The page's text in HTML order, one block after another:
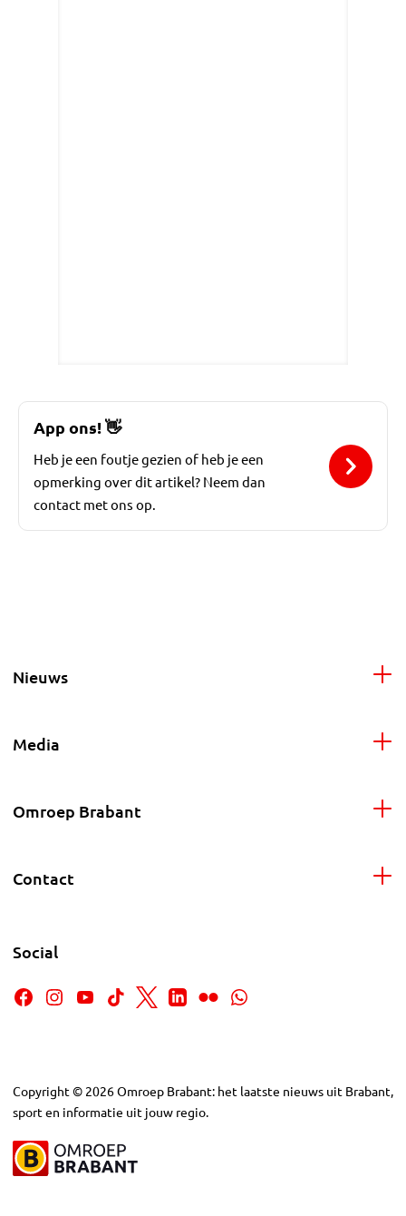
App ons!👋
Heb je een foutje gezien of heb je een
opmerking over dit artikel? Neem dan
contact met ons op.
Nieuws
Media
Omroep Brabant
Contact
Social
Copyright © 2026Omroep Brabant: het laatste nieuws uit Brabant,
sport en informatie uit jouw regio.